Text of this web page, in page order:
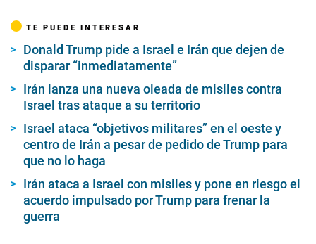
TE PUEDE INTERESAR
Donald Trump pide a Israel e Irán que dejen de
disparar “inmediatamente”
Irán lanza una nueva oleada de misiles contra
Israel tras ataque a su territorio
Israel ataca “objetivos militares” en el oeste y
centro de Irán a pesar de pedido de Trump para
que no lo haga
Irán ataca a Israel con misiles y pone en riesgo el
acuerdo impulsado por Trump para frenar la
guerra